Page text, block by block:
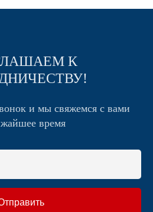
К
и мы свяжемся с вами
время